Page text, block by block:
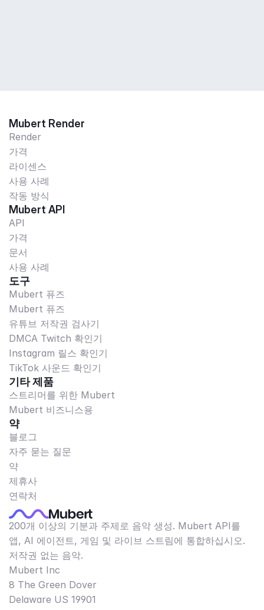
Mubert Render
Render
가격
라이센스
사용 사례
작동 방식
Mubert API
API
가격
문서
사용 사례
도구
Mubert 퓨즈
Mubert 퓨즈
유튜브 저작권 검사기
DMCA Twitch 확인기
Instagram 릴스 확인기
TikTok 사운드 확인기
기타 제품
스트리머를 위한 Mubert
Mubert 비즈니스용
약
블로그
자주 묻는 질문
약
제휴사
연락처
200개 이상의 기분과 주제로 음악 생성. Mubert API를
앱, AI 에이전트, 게임 및 라이브 스트림에 통합하십시오.
저작권 없는 음악.
Mubert Inc
8 The Green Dover
Delaware US 19901​